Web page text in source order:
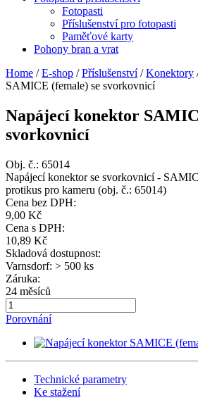
Fotopasti
Příslušenství pro fotopasti
Paměťové karty
Pohony bran a vrat
Home / E-shop / Příslušenství / Konektory
SAMICE (female) se svorkovnicí
Napájecí konektor
svorkovnicí
Obj. č.: 65014
Napájecí konektor se svorkovnicí -
protikus pro kameru (obj. č.: 65014)
Cena bez DPH:
9,00 Kč
Cena s DPH:
10,89 Kč
Skladová dostupnost:
Varnsdorf: > 500 ks
Záruka:
24 měsíců
Porovnání
Technické parametry
Ke stažení